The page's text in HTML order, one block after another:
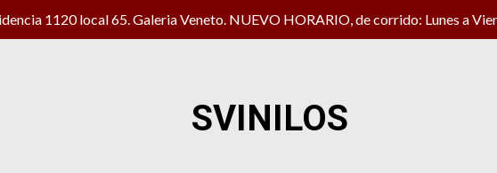
1120 local 65. Galeria Veneto. NUEVO HORARIO, de corrido: Lunes a
SVINILOS